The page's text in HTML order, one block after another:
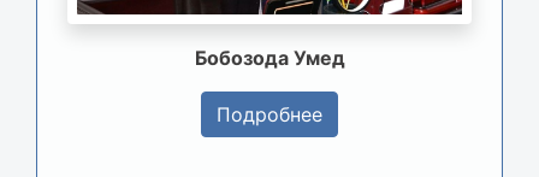
Бобозода Умед
Подробнее